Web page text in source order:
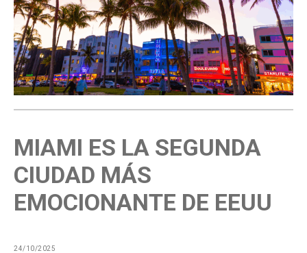
MIAMI ES LA SEGUNDA
CIUDAD MÁS
EMOCIONANTE DE EEUU
24/10/2025